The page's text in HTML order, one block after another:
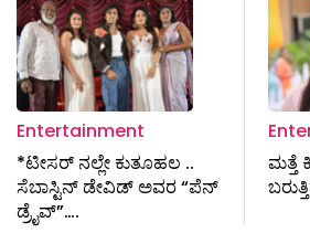
Entertainment
*ಟೀಸರ್ ನಲ್ಲೇ ಕುತೂಹಲ ..
ಸೆಬಾಸ್ಟಿನ್ ಡೇವಿಡ್ ಅವರ “ಪೆನ್
ಡ್ರೈವ್”….
ಮತ್ತೆ